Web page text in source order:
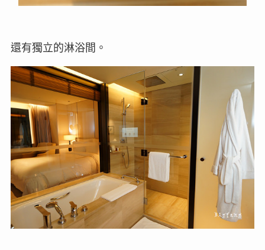
還有獨立的淋浴間。